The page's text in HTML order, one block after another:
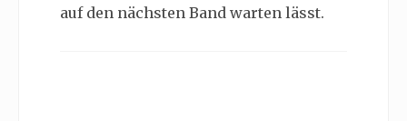
auf den nächsten Band warten lässt.